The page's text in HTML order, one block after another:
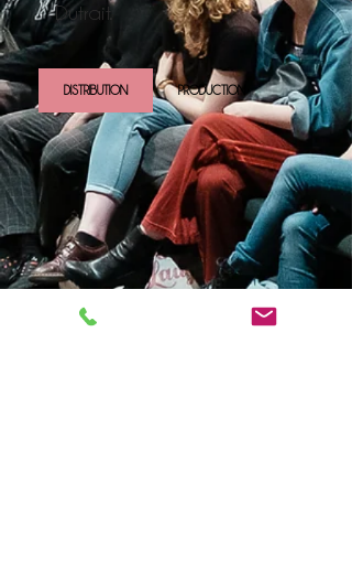
Dutrait.
DISTRIBUTION PRODUCTION